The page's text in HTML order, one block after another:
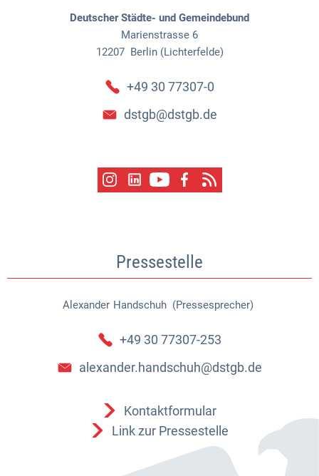
Deutscher Städte- und Gemeindebund
Marienstrasse 6
12207 Berlin (Lichterfelde)
+49 30 77307-0
dstgb@dstgb.de
Pressestelle
Alexander Handschuh (Pressesprecher)
Alexander Handschuh
+49 30 77307-253
alexander.handschuh@dstgb.de
Kontaktformular
Link zur Pressestelle